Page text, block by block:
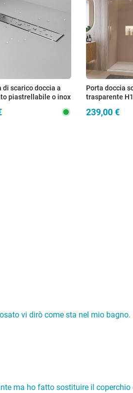
di scarico doccia a
piastrellabile o inox
Porta doccia
trasparente
239,00 €
vi dirò come sta nel mio bagno.
ma ho fatto sostituire il